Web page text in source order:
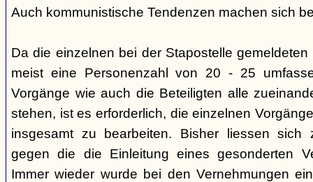
Auch kommunistische Tendenzen machen sich
Da die einzelnen bei der Stapostelle
meist eine Personenzahl von 20 - 25
Vorgänge wie auch die Beteiligten alle
stehen, ist es erforderlich, die einzelnen
insgesamt zu bearbeiten. Bisher liessen sich
gegen die die Einleitung eines gesonderten
Immer wieder wurde bei den Vernehmungen